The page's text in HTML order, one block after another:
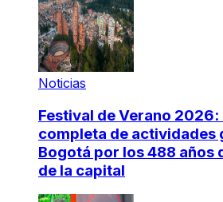
Noticias
Festival de Verano 2026:
completa de actividades
Bogotá por los 488 años
de la capital